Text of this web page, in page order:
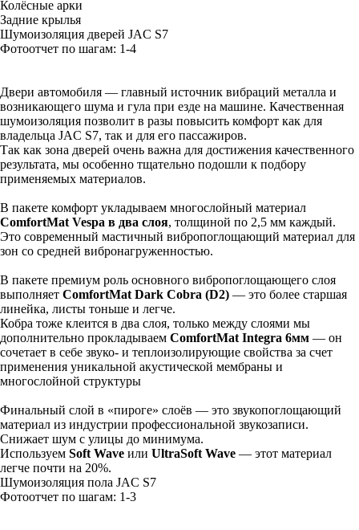
Колёсные арки
Задние крылья
Шумоизоляция дверей JAC S7
Фотоотчет по шагам: 1-4
Двери автомобиля — главный источник вибраций металла и
возникающего шума и гула при езде на машине. Качественная
шумоизоляция позволит в разы повысить комфорт как для
владельца JAC S7, так и для его пассажиров.
Так как зона дверей очень важна для достижения качественного
результата, мы особенно тщательно подошли к подбору
применяемых материалов.
В пакете комфорт укладываем многослойный материал
ComfortMat Vespa в два слоя, толщиной по 2,5 мм каждый.
Это современный мастичный вибропоглощающий материал для
зон со средней вибронагруженностью.
В пакете премиум роль основного вибропоглощающего слоя
выполняет ComfortMat Dark Cobra (D2) — это более старшая
линейка, листы тоньше и легче.
Кобра тоже клеится в два слоя, только между слоями мы
дополнительно прокладываем ComfortMat Integra 6мм — он
сочетает в себе звуко- и теплоизолирующие свойства за счет
применения уникальной акустической мембраны и
многослойной структуры
Финальный слой в «пироге» слоёв — это звукопоглощающий
материал из индустрии профессиональной звукозаписи.
Снижает шум с улицы до минимума.
Используем Soft Wave или UltraSoft Wave — этот материал
легче почти на 20%.
Шумоизоляция пола JAC S7
Фотоотчет по шагам: 1-3